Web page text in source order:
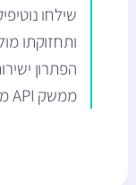
שילחו
ותחזוקתו
הפתרון
ממשק API מתקדם, וחסכו זמן ומשאבי פיתוח יקרים.